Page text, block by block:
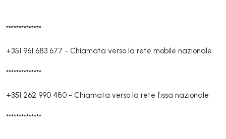
**************
+351 961 683 677 - Chiamata verso la rete mobile nazionale
**************
+351 262 990 480 - Chiamata verso la rete fissa nazionale
**************